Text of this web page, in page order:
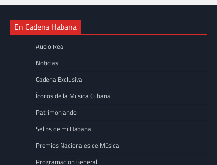
En Cadena Habana
Audio Real
Noticias
Cadena Exclusiva
Íconos de la Música Cubana
Patrimoniando
Sellos de mi Habana
Premios Nacionales de Música
Programación General